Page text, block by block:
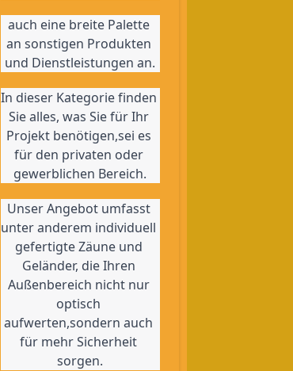
auch eine breite Palette
an sonstigen Produkten
und Dienstleistungen an.
In dieser Kategorie finden
Sie alles, was Sie für Ihr
Projekt benötigen,sei es
für den privaten oder
gewerblichen Bereich.
Unser Angebot umfasst
unter anderem individuell
gefertigte Zäune und
Geländer, die Ihren
Außenbereich nicht nur
optisch
aufwerten,sondern auch
für mehr Sicherheit
sorgen.